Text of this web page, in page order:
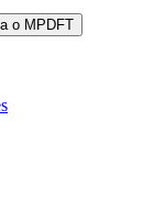
o MPDFT